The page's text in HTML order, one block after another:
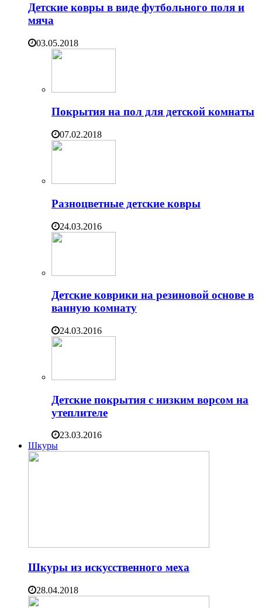
Детские ковры в виде футбольного поля и
мяча
03.05.2018
Покрытия на пол для детской комнаты
07.02.2018
Разноцветные детские ковры
24.03.2016
Детские коврики на резиновой основе в
ванную комнату
24.03.2016
Детские покрытия с низким ворсом на
утеплителе
23.03.2016
Шкуры
Шкуры из искусственного меха
28.04.2018